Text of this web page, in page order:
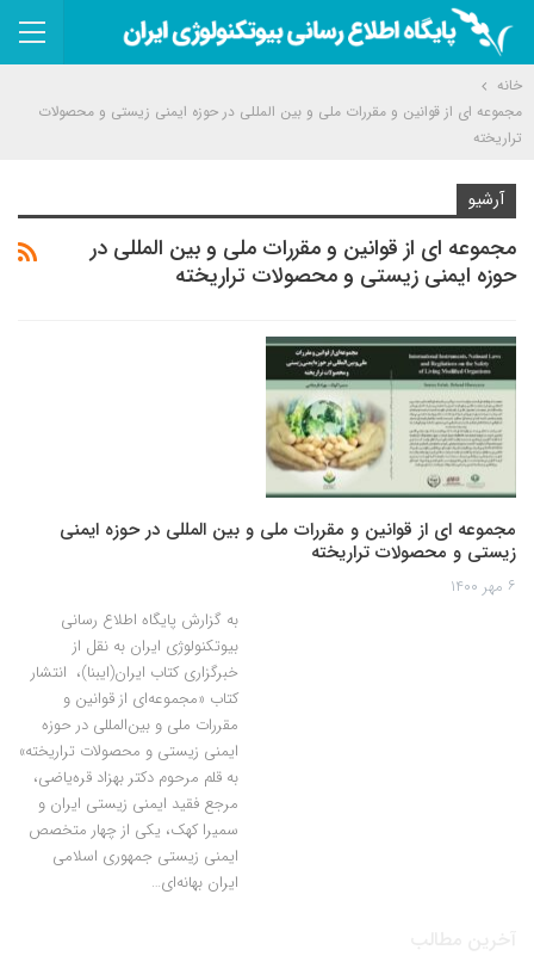
خانه
مجموعه ای از قوانین و مقررات ملی و بین المللی در حوزه ایمنی زیستی و محصولات
تراریخته
آرشیو
مجموعه ای از قوانین و مقررات ملی و بین المللی در
حوزه ایمنی زیستی و محصولات تراریخته
مجموعه ای از قوانین و مقررات ملی و بین المللی در حوزه ایمنی
زیستی و محصولات تراریخته
۶ مهر ۱۴۰۰
به گزارش پایگاه اطلاع رسانی
بیوتکنولوژی ایران به نقل از
خبرگزاری کتاب ایران(ایبنا)، انتشار
کتاب «مجموعه‌ای از قوانین و
مقررات ملی و بین‌المللی در حوزه
ایمنی زیستی و محصولات تراریخته»
به قلم مرحوم دکتر بهزاد قره‌یاضی،
مرجع فقید ایمنی زیستی ایران و
سمیرا کهک، یکی از چهار متخصص
ایمنی زیستی جمهوری اسلامی
ایران بهانه‌ای…
آخرین مطالب